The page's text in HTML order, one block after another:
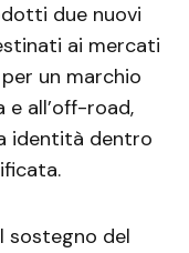
due nuovi
ai mercati
un marchio
e all’off-road,
identità dentro
sostegno del